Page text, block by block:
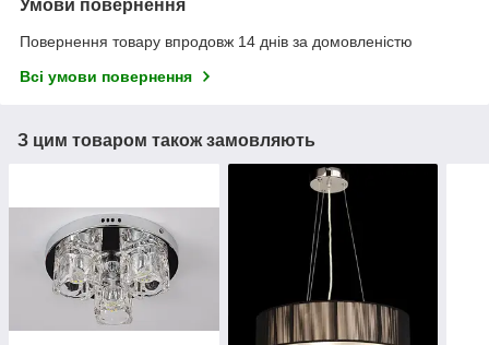
Умови повернення
Повернення товару впродовж 14 днів за домовленістю
Всі умови повернення
З цим товаром також замовляють